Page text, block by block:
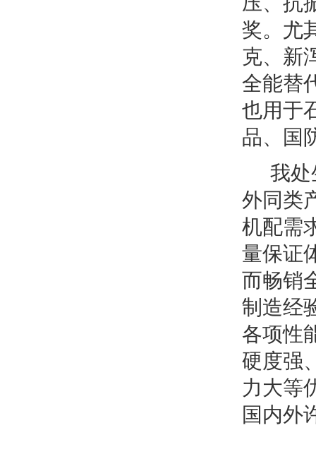
奖。尤
克、新
全能替
也用于
品、国
我处
外同类
机配需
量保证
而畅销
制造经
各项性
硬度强
力大等
国内外